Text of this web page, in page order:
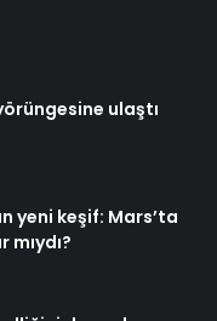
ulaştı
yeni keşif: Mars’ta